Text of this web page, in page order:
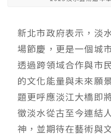
新北市政府表示，淡
場節慶，更是一個城
透過跨領域合作與市
的文化能量與未來願
題更呼應淡江大橋即
徵淡水從古至今連結
神，並期待在藝術與